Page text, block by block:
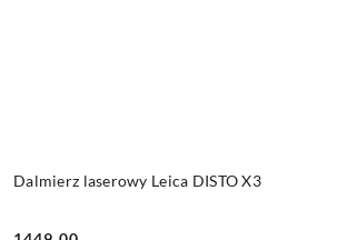
Dalmierz laserowy Leica DISTO X3